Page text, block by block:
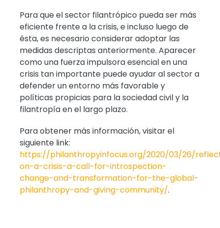
Para que el sector filantrópico pueda ser más
eficiente frente a la crisis, e incluso luego de
ésta, es necesario considerar adoptar las
medidas descriptas anteriormente. Aparecer
como una fuerza impulsora esencial en una
crisis tan importante puede ayudar al sector a
defender un entorno más favorable y
políticas propicias para la sociedad civil y la
filantropía en el largo plazo.
Para obtener más información, visitar el
siguiente link:
https://philanthropyinfocus.org/2020/03/26/
on-a-crisis-a-call-for-introspection-
change-and-transformation-for-the-global-
philanthropy-and-giving-community/.